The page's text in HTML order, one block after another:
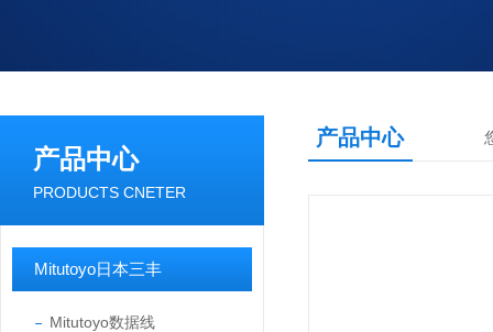
产品中心
PRODUCTS CNETER
Mitutoyo日本三丰
Mitutoyo数据线
产品中心